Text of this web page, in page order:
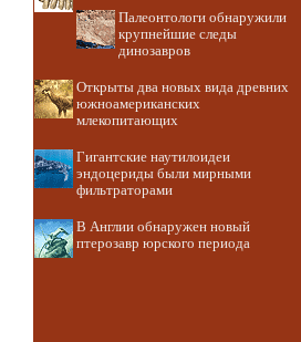
Палеонтологи обнаружили
крупнейшие следы
динозавров
Открыты два новых вида древних
южноамериканских
млекопитающих
Гигантские наутилоидеи
эндоцериды были мирными
фильтраторами
В Англии обнаружен новый
птерозавр юрского периода